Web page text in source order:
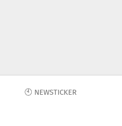
🕙 NEWSTICKER